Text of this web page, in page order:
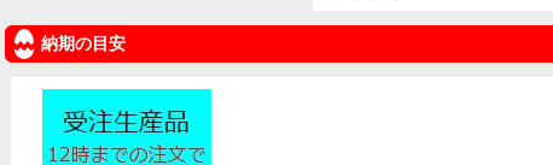
納期の目安